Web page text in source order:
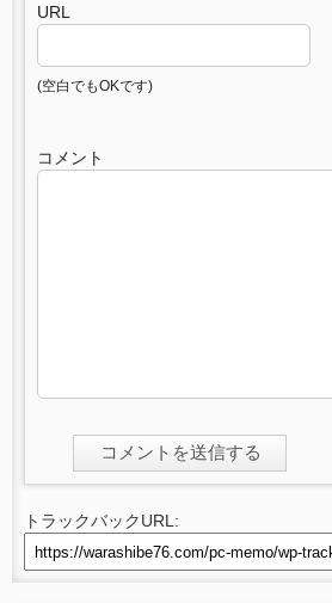
URL
(空白でもOKです)
コメント
トラックバックURL: